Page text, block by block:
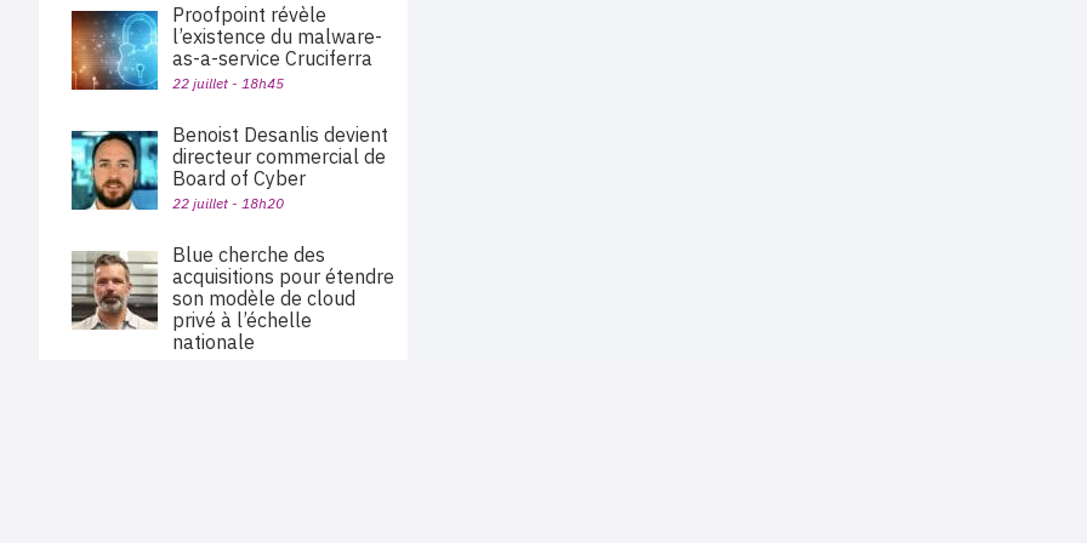
Proofpoint révèle
l’existence du malware-
as-a-service Cruciferra
22 juillet - 18h45
Benoist Desanlis devient
directeur commercial de
Board of Cyber
22 juillet - 18h20
Blue cherche des
acquisitions pour étendre
son modèle de cloud
privé à l’échelle
nationale